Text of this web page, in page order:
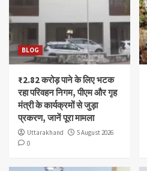
BLOG
₹2.82 करोड़ पाने के लिए भटक
रहा परिवहन निगम, पीएम और गृह
मंत्री के कार्यक्रमों से जुड़ा
प्रकरण, जानें पूरा मामला
Uttarakhand
5 August 2026
0